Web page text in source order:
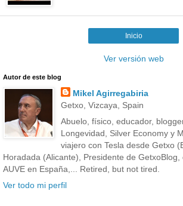
Inicio
Ver versión web
Autor de este blog
Mikel Agirregabiria
Getxo, Vizcaya, Spain
Abuelo, físico, educador,
Longevidad, Silver Economy y
viajero con Tesla desde Getxo
Horadada (Alicante), Presidente de GetxoBlog,
AUVE en España,... Retired, but not tired.
Ver todo mi perfil